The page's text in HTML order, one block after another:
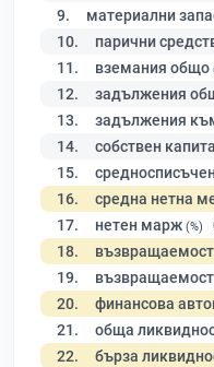
9. материални
10. парични
11. вземания общо
12. задължения
13. задължения
14. собствен
15.
16. средна нетна
17. нетен марж (%)
18. възвращаемост
19. възвращаемост
20. финансова
21. обща
22. бърза